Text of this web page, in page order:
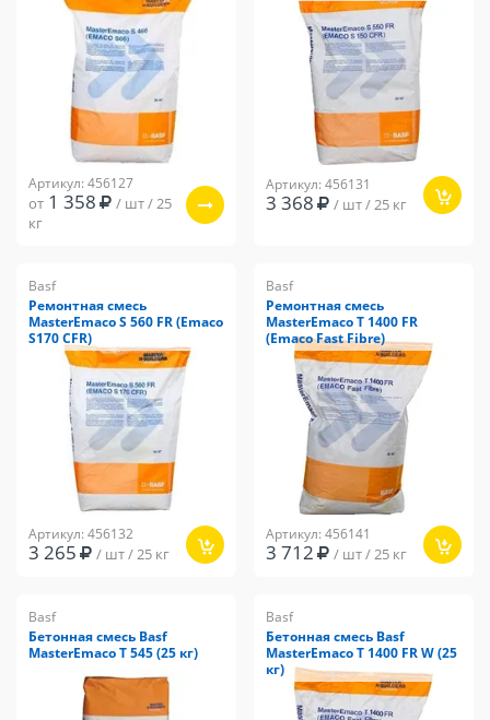
Артикул: 456127
от 1 358 / шт / 25
кг
Артикул: 456131
3 368 / шт / 25 кг
Basf
Ремонтная смесь
MasterEmaco S 560 FR (Emaco
S170 CFR)
Артикул: 456132
3 265 / шт / 25 кг
Basf
Ремонтная смесь
MasterEmaco T 1400 FR
(Emaco Fast Fibre)
Артикул: 456141
3 712 / шт / 25 кг
Basf
Бетонная смесь Basf
MasterEmaco T 545 (25 кг)
Basf
Бетонная смесь Basf
MasterEmaco T 1400 FR W (25
кг)